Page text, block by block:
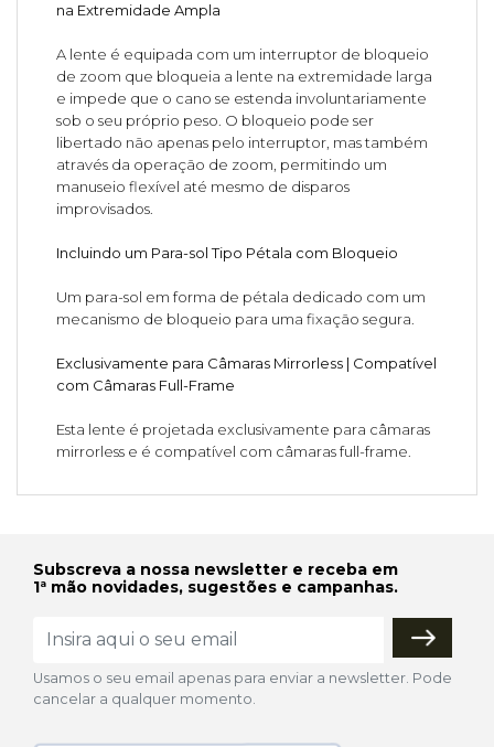
na Extremidade Ampla
A lente é equipada com um interruptor de bloqueio
de zoom que bloqueia a lente na extremidade larga
e impede que o cano se estenda involuntariamente
sob o seu próprio peso. O bloqueio pode ser
libertado não apenas pelo interruptor, mas também
através da operação de zoom, permitindo um
manuseio flexível até mesmo de disparos
improvisados.
Incluindo um Para-sol Tipo Pétala com Bloqueio
Um para-sol em forma de pétala dedicado com um
mecanismo de bloqueio para uma fixação segura.
Exclusivamente para Câmaras Mirrorless | Compatível
com Câmaras Full-Frame
Esta lente é projetada exclusivamente para câmaras
mirrorless e é compatível com câmaras full-frame.
Subscreva a nossa newsletter e receba em
1ª mão novidades, sugestões e campanhas.
Usamos o seu email apenas para enviar a newsletter. Pode
cancelar a qualquer momento.